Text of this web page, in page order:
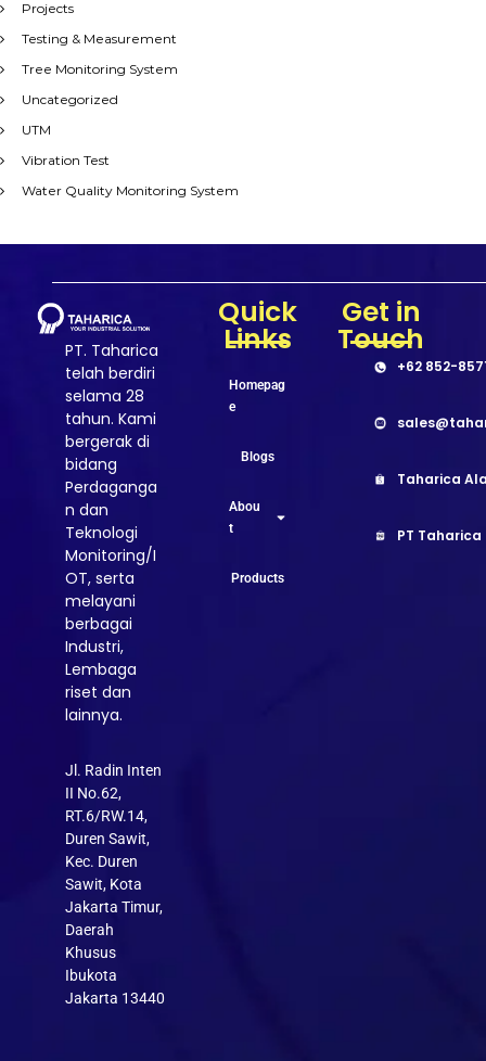
Projects
Testing & Measurement
Tree Monitoring System
Uncategorized
UTM
Vibration Test
Water Quality Monitoring System
PT. Taharica
telah berdiri
selama 28
tahun. Kami
bergerak di
bidang
Perdaganga
n dan
Teknologi
Monitoring/I
OT, serta
melayani
berbagai
Industri,
Lembaga
riset dan
lainnya.
Jl. Radin Inten
II No.62,
RT.6/RW.14,
Duren Sawit,
Kec. Duren
Sawit, Kota
Jakarta Timur,
Daerah
Khusus
Ibukota
Jakarta 13440
Quick
Links
Homepag
e
Blogs
Abou
t
Products
Get in
Touch
+62 852-
Taharica
PT Taharica